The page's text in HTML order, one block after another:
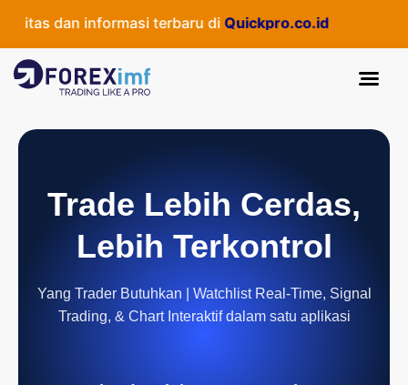
dan informasi terbaru diQuickpro.co.id
Trade Lebih Cerdas,
Lebih Terkontrol
Yang Trader Butuhkan | Watchlist Real-Time, Signal
Trading, & Chart Interaktif dalam satu aplikasi